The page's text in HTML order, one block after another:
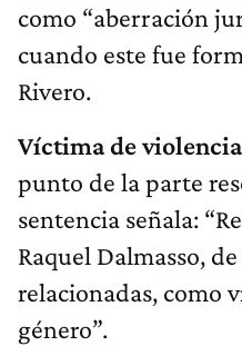
como “aberración
cuando este fue
Rivero.
Víctima de
punto de la parte
sentencia señala:
Raquel Dalmasso,
relacionadas, como
género”.